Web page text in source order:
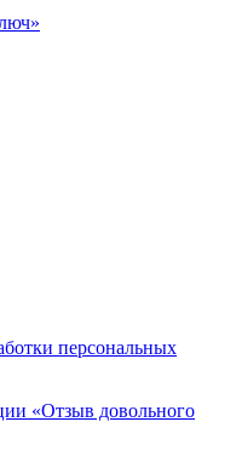
персональных
«Отзыв довольного